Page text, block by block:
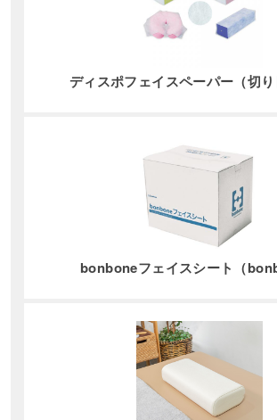
ディスポフェイスペーパー（切り
bonboneフェイスシート（